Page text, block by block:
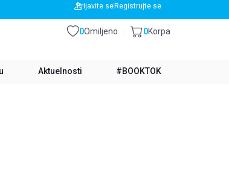
DOSTAVA ZA IZNOS PREKO 3500 RSD
Prijavite se Registrujte se
Omiljeno
0 Korpa
0
Aktuelnosti #BOOKTOK